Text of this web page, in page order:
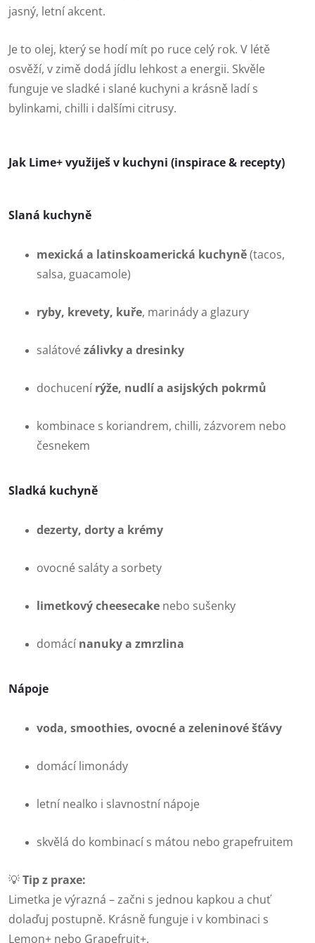
jasný, letní akcent.
Je to olej, který se hodí mít po ruce celý rok. V létě
osvěží, v zimě dodá jídlu lehkost a energii. Skvěle
funguje ve sladké i slané kuchyni a krásně ladí s
bylinkami, chilli i dalšími citrusy.
Jak Lime+ využiješ v kuchyni (inspirace & recepty)
Slaná kuchyně
mexická a latinskoamerická kuchyně(tacos,
salsa, guacamole)
ryby, krevety, kuře, marinády a glazury
salátovézálivky a dresinky
dochucení rýže, nudlí a asijských pokrmů
kombinace s koriandrem, chilli, zázvorem nebo
česnekem
Sladká kuchyně
dezerty, dorty a krémy
ovocné saláty a sorbety
limetkový cheesecake nebo sušenky
domácí nanuky a zmrzlina
Nápoje
voda, smoothies, ovocné a zeleninové šťávy
domácí limonády
letní nealko i slavnostní nápoje
skvělá do kombinací s mátou nebo grapefruitem
💡Tip z praxe:
Limetka je výrazná – začni s jednou kapkou a chuť
dolaďuj postupně. Krásně funguje i v kombinaci s
Lemon+ nebo Grapefruit+.